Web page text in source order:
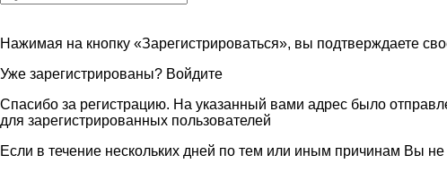
Нажимая на кнопку «Зарегистрироваться», вы подтверждаете
Уже зарегистрированы? Войдите
Спасибо за регистрацию. На указанный вами адрес было
для зарегистрированных пользователей
Если в течение нескольких дней по тем или иным причинам Вы